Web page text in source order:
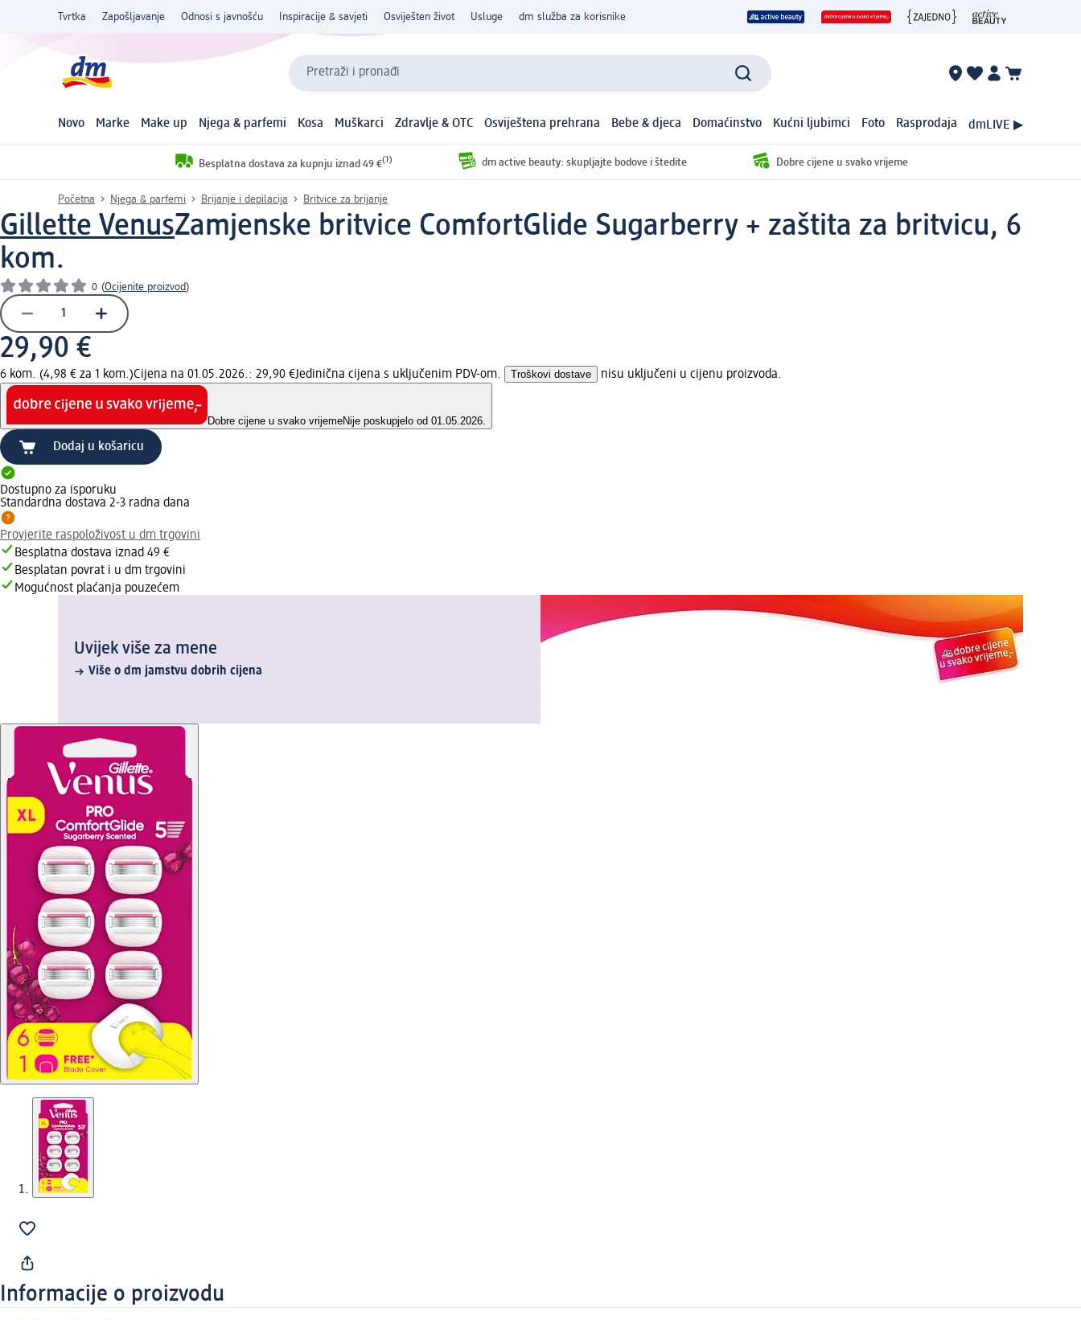
Tvrtka Zapošljavanje Odnosi s javnošću Inspiracije & savjeti Osviješten život Usluge dm služba za korisnike
Pretraži i pronađi
Novo Marke Make up Njega & parfemi Kosa Muškarci Zdravlje & OTC Osviještena prehrana Bebe & djeca Domaćinstvo Kućni ljubimci Foto Rasprodaja dmLIVE ▶
Besplatna dostava za kupnju iznad 49 €(1) dm active beauty: skupljajte bodove i štedite Dobre cijene u svako vrijeme
Početna Njega & parfemi Brijanje i depilacija Britvice za brijanje
Gillette VenusZamjenske britvice ComfortGlide Sugarberry + zaštita za britvicu, 6
kom.
0 (Ocijenite proizvod)
29,90 €
6 kom. (4,98 € za 1 kom.)Cijena na 01.05.2026.: 29,90 €Jedinična cijena s uključenim PDV-om. Troškovi dostave nisu uključeni u cijenu proizvoda.
Dobre cijene u svako vrijemeNije poskupjelo od 01.05.2026.
Dodaj u košaricu
Dostupno za isporuku
Standardna dostava 2-3 radna dana
Provjerite raspoloživost u dm trgovini
Besplatna dostava iznad 49 €
Besplatan povrat i u dm trgovini
Mogućnost plaćanja pouzećem
Uvijek više za mene
Više o dm jamstvu dobrih cijena
Informacije o proizvodu